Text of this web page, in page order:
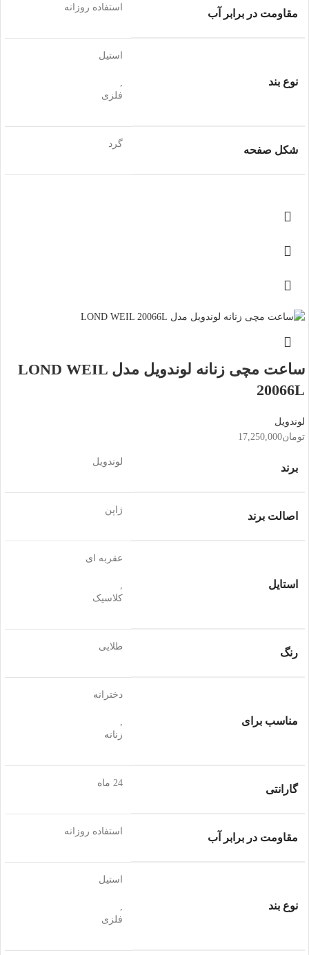
مقاومت در برابر آب
استفاده روزانه
نوع بند
استیل
فلزی
شکل صفحه
گرد
ساعت مچی زنانه لوندویل مدل LOND WEIL
20066L
لوندویل
تومان17,250,000
برند
لوندویل
اصالت برند
ژاپن
استایل
عقربه ای
,
کلاسیک
رنگ
طلایی
مناسب برای
دخترانه
,
زنانه
گارانتی
24 ماه
مقاومت در برابر آب
استفاده روزانه
نوع بند
استیل
,
فلزی